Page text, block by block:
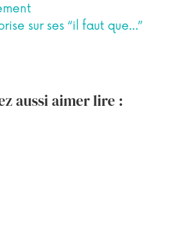
sur ses “il faut que…”
aussi aimer lire :